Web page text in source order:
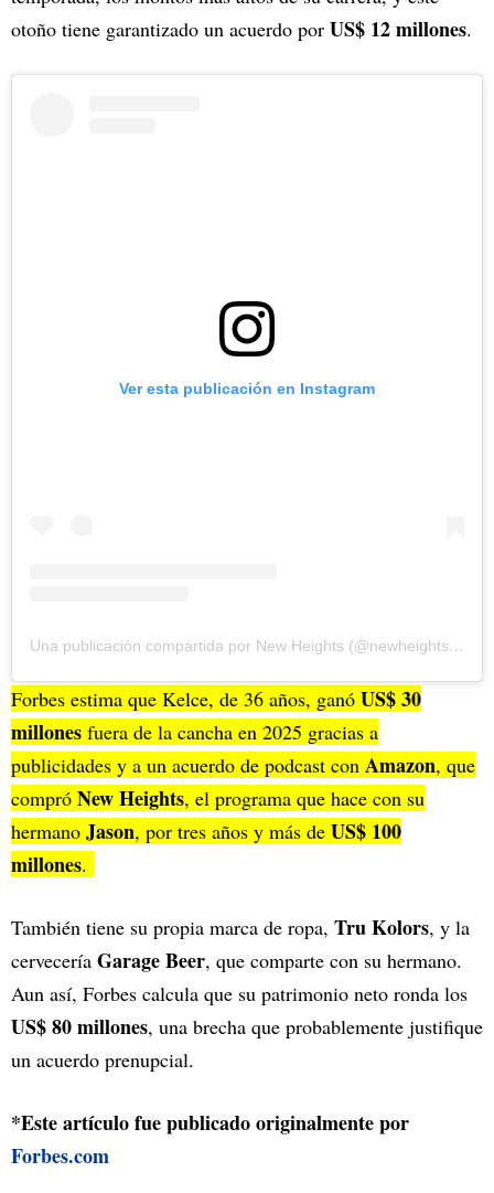
otoño tiene garantizado un acuerdo por US$ 12 millones.
Ver esta publicación en Instagram
Una publicación compartida por New Heights (@newheightshow)
Forbes estima que Kelce, de 36 años, ganó US$ 30
millones fuera de la cancha en 2025 gracias a
publicidades y a un acuerdo de podcast con Amazon, que
compró New Heights, el programa que hace con su
hermano Jason, por tres años y más de US$ 100
millones.
También tiene su propia marca de ropa, Tru Kolors, y la
cervecería Garage Beer, que comparte con su hermano.
Aun así, Forbes calcula que su patrimonio neto ronda los
US$ 80 millones, una brecha que probablemente justifique
un acuerdo prenupcial.
*Este artículo fue publicado originalmente por
Forbes.com